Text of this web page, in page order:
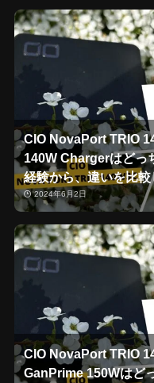
CIO NovaPort TRIO
140W Chargerはどっ
経験から、違いを比較
2024年6月2日
CIO NovaPort TRIO
GanPrime 150Wはど